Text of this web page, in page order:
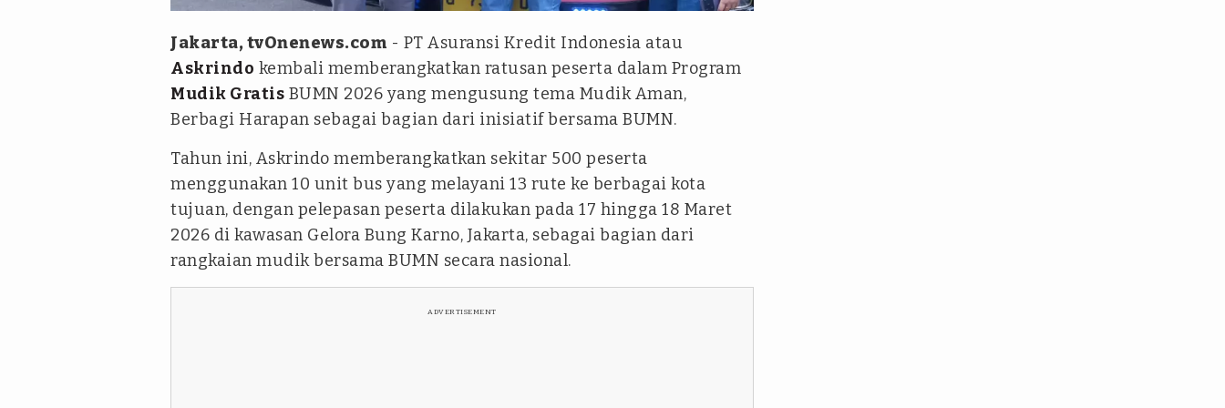
Jakarta, tvOnenews.com - PT Asuransi Kredit Indonesia atau
Askrindo kembali memberangkatkan ratusan peserta dalam Program
Mudik Gratis BUMN 2026 yang mengusung tema Mudik Aman,
Berbagi Harapan sebagai bagian dari inisiatif bersama BUMN.
Tahun ini, Askrindo memberangkatkan sekitar 500 peserta
menggunakan 10 unit bus yang melayani 13 rute ke berbagai kota
tujuan, dengan pelepasan peserta dilakukan pada 17 hingga 18 Maret
2026 di kawasan Gelora Bung Karno, Jakarta, sebagai bagian dari
rangkaian mudik bersama BUMN secara nasional.
ADVERTISEMENT